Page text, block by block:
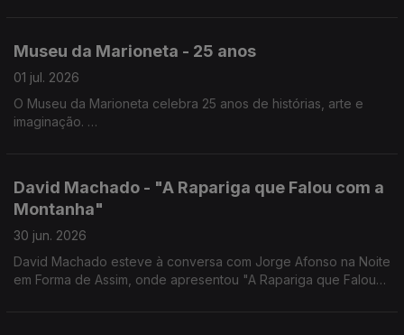
Museu da Marioneta - 25 anos
01 jul. 2026
O Museu da Marioneta celebra 25 anos de histórias, arte e
imaginação.
David Machado - "A Rapariga que Falou com a
Montanha"
30 jun. 2026
David Machado esteve à conversa com Jorge Afonso na Noite
em Forma de Assim, onde apresentou "A Rapariga que Falou